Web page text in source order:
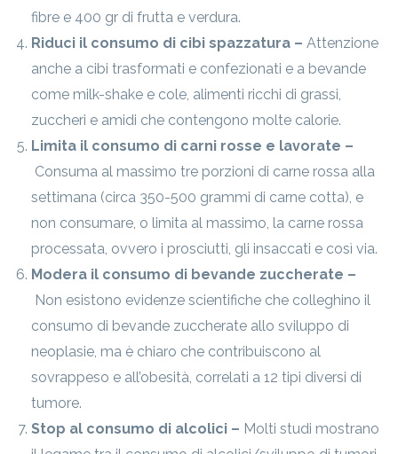
fibre e 400 gr di frutta e verdura.
Riduci il consumo di cibi spazzatura – Attenzione
anche a cibi trasformati e confezionati e a bevande
come milk-shake e cole, alimenti ricchi di grassi,
zuccheri e amidi che contengono molte calorie.
Limita il consumo di carni rosse e lavorate –
Consuma al massimo tre porzioni di carne rossa alla
settimana (circa 350-500 grammi di carne cotta), e
non consumare, o limita al massimo, la carne rossa
processata, ovvero i prosciutti, gli insaccati e così via.
Modera il consumo di bevande zuccherate –
Non esistono evidenze scientifiche che colleghino il
consumo di bevande zuccherate allo sviluppo di
neoplasie, ma è chiaro che contribuiscono al
sovrappeso e all’obesità, correlati a 12 tipi diversi di
tumore.
Stop al consumo di alcolici – Molti studi mostrano